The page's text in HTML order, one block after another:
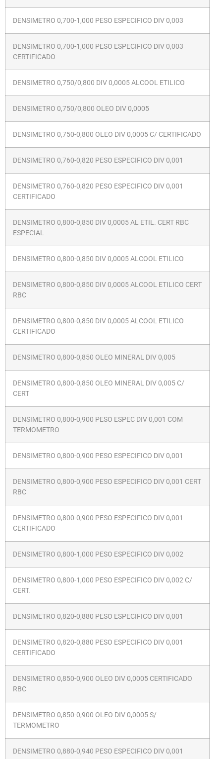
DENSIMETRO 0,700-1,000 PESO ESPECIFICO DIV 0,003
DENSIMETRO 0,700-1,000 PESO ESPECIFICO DIV 0,003
CERTIFICADO
DENSIMETRO 0,750/0,800 DIV 0,0005 ALCOOL ETILICO
DENSIMETRO 0,750/0,800 OLEO DIV 0,0005
DENSIMETRO 0,750-0,800 OLEO DIV 0,0005 C/ CERTIFICADO
DENSIMETRO 0,760-0,820 PESO ESPECIFICO DIV 0,001
DENSIMETRO 0,760-0,820 PESO ESPECIFICO DIV 0,001
CERTIFICADO
DENSIMETRO 0,800-0,850 DIV 0,0005 AL ETIL. CERT RBC
ESPECIAL
DENSIMETRO 0,800-0,850 DIV 0,0005 ALCOOL ETILICO
DENSIMETRO 0,800-0,850 DIV 0,0005 ALCOOL ETILICO CERT
RBC
DENSIMETRO 0,800-0,850 DIV 0,0005 ALCOOL ETILICO
CERTIFICADO
DENSIMETRO 0,800-0,850 OLEO MINERAL DIV 0,005
DENSIMETRO 0,800-0,850 OLEO MINERAL DIV 0,005 C/
CERT
DENSIMETRO 0,800-0,900 PESO ESPEC DIV 0,001 COM
TERMOMETRO
DENSIMETRO 0,800-0,900 PESO ESPECIFICO DIV 0,001
DENSIMETRO 0,800-0,900 PESO ESPECIFICO DIV 0,001 CERT
RBC
DENSIMETRO 0,800-0,900 PESO ESPECIFICO DIV 0,001
CERTIFICADO
DENSIMETRO 0,800-1,000 PESO ESPECIFICO DIV 0,002
DENSIMETRO 0,800-1,000 PESO ESPECIFICO DIV 0,002 C/
CERT.
DENSIMETRO 0,820-0,880 PESO ESPECIFICO DIV 0,001
DENSIMETRO 0,820-0,880 PESO ESPECIFICO DIV 0,001
CERTIFICADO
DENSIMETRO 0,850-0,900 OLEO DIV 0,0005 CERTIFICADO
RBC
DENSIMETRO 0,850-0,900 OLEO DIV 0,0005 S/
TERMOMETRO
DENSIMETRO 0,880-0,940 PESO ESPECIFICO DIV 0,001